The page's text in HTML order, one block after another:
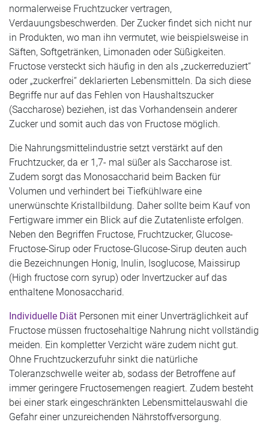
normalerweise Fruchtzucker vertragen,
Verdauungsbeschwerden. Der Zucker findet sich nicht nur
in Produkten, wo man ihn vermutet, wie beispielsweise in
Säften, Softgetränken, Limonaden oder Süßigkeiten.
Fructose versteckt sich häufig in den als „zuckerreduziert“
oder „zuckerfrei“ deklarierten Lebensmitteln. Da sich diese
Begriffe nur auf das Fehlen von Haushaltszucker
(Saccharose) beziehen, ist das Vorhandensein anderer
Zucker und somit auch das von Fructose möglich.
Die Nahrungsmittelindustrie setzt verstärkt auf den
Fruchtzucker, da er 1,7- mal süßer als Saccharose ist.
Zudem sorgt das Monosaccharid beim Backen für
Volumen und verhindert bei Tiefkühlware eine
unerwünschte Kristallbildung. Daher sollte beim Kauf von
Fertigware immer ein Blick auf die Zutatenliste erfolgen.
Neben den Begriffen Fructose, Fruchtzucker, Glucose-
Fructose-Sirup oder Fructose-Glucose-Sirup deuten auch
die Bezeichnungen Honig, Inulin, Isoglucose, Maissirup
(High fructose corn syrup) oder Invertzucker auf das
enthaltene Monosaccharid.
Individuelle Diät Personen mit einer Unverträglichkeit auf
Fructose müssen fructosehaltige Nahrung nicht vollständig
meiden. Ein kompletter Verzicht wäre zudem nicht gut.
Ohne Fruchtzuckerzufuhr sinkt die natürliche
Toleranzschwelle weiter ab, sodass der Betroffene auf
immer geringere Fructosemengen reagiert. Zudem besteht
bei einer stark eingeschränkten Lebensmittelauswahl die
Gefahr einer unzureichenden Nährstoffversorgung.